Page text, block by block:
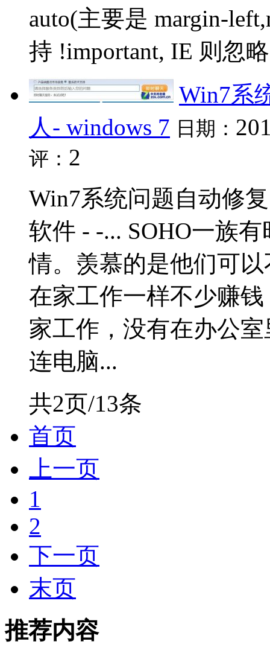
auto(主要是 margin-
持 !important, IE 则忽
Win7系
人- windows 7 日期：
评： 2
Win7系统问题自动修
软件 - -... SOHO一族
情。羡慕的是他们可
在家工作一样不少赚
家工作，没有在办公
连电脑...
共2页/13条
首页
上一页
1
2
下一页
末页
推荐内容